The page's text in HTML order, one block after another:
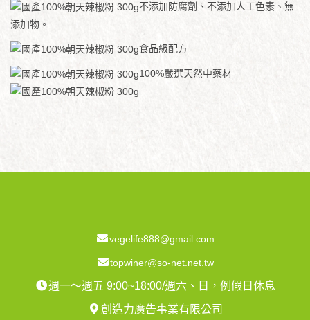
不添加防腐劑、不添加人工色素、無
添加物。
食品級配方
100%嚴選天然中藥材
vegelife888@gmail.com
topwiner@so-net.net.tw
週一～週五 9:00~18:00/週六、日，例假日休息
創造力廣告事業有限公司